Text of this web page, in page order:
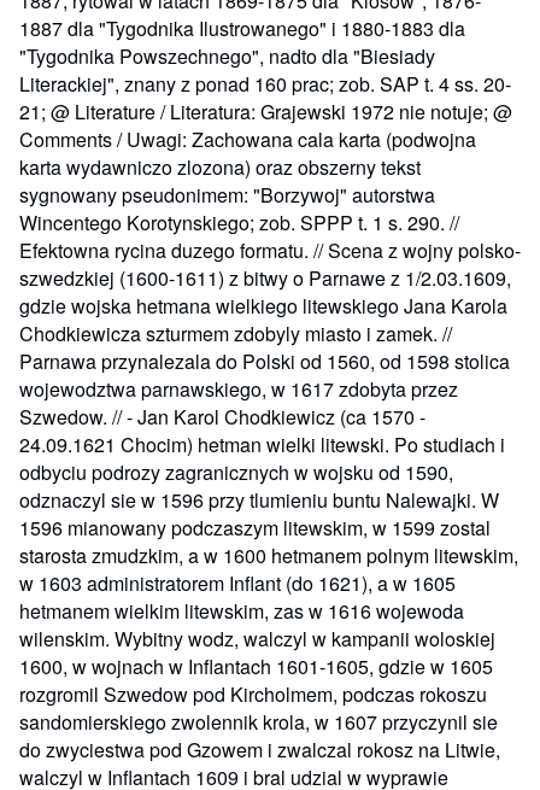
1887 dla "Tygodnika Ilustrowanego" i 1880-1883 dla
"Tygodnika Powszechnego", nadto dla "Biesiady
Literackiej", znany z ponad 160 prac; zob. SAP t. 4 ss. 20-
21; @ Literature / Literatura: Grajewski 1972 nie notuje; @
Comments / Uwagi: Zachowana cala karta (podwojna
karta wydawniczo zlozona) oraz obszerny tekst
sygnowany pseudonimem: "Borzywoj" autorstwa
Wincentego Korotynskiego; zob. SPPP t. 1 s. 290. //
Efektowna rycina duzego formatu. // Scena z wojny polsko-
szwedzkiej (1600-1611) z bitwy o Parnawe z 1/2.03.1609,
gdzie wojska hetmana wielkiego litewskiego Jana Karola
Chodkiewicza szturmem zdobyly miasto i zamek. //
Parnawa przynalezala do Polski od 1560, od 1598 stolica
wojewodztwa parnawskiego, w 1617 zdobyta przez
Szwedow. // - Jan Karol Chodkiewicz (ca 1570 -
24.09.1621 Chocim) hetman wielki litewski. Po studiach i
odbyciu podrozy zagranicznych w wojsku od 1590,
odznaczyl sie w 1596 przy tlumieniu buntu Nalewajki. W
1596 mianowany podczaszym litewskim, w 1599 zostal
starosta zmudzkim, a w 1600 hetmanem polnym litewskim,
w 1603 administratorem Inflant (do 1621), a w 1605
hetmanem wielkim litewskim, zas w 1616 wojewoda
wilenskim. Wybitny wodz, walczyl w kampanii woloskiej
1600, w wojnach w Inflantach 1601-1605, gdzie w 1605
rozgromil Szwedow pod Kircholmem, podczas rokoszu
sandomierskiego zwolennik krola, w 1607 przyczynil sie
do zwyciestwa pod Gzowem i zwalczal rokosz na Litwie,
walczyl w Inflantach 1609 i bral udzial w wyprawie